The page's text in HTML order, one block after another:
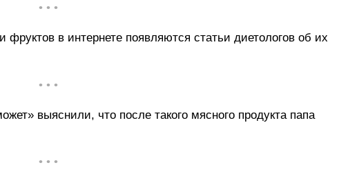
• • •
в интернете появляются статьи диетологов об их
• • •
выяснили, что после такого мясного продукта папа
• • •